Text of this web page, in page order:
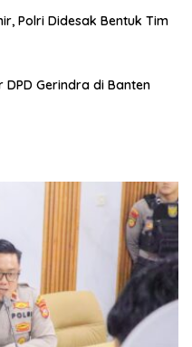
Polri Didesak Bentuk Tim
Gerindra di Banten